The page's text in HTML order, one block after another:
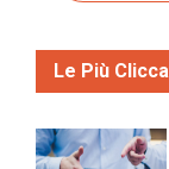
Le Più